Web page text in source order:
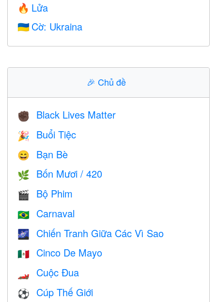
🔥 Lửa
🇺🇦 Cờ: Ukraina
🎉 Chủ đề
✊🏿 Black Lives Matter
🎉 Buổi Tiệc
😄 Bạn Bè
🌿 Bốn Mươi / 420
🎬 Bộ Phim
🇧🇷 Carnaval
🌌 Chiến Tranh Giữa Các Vì Sao
🇲🇽 Cinco De Mayo
🏎 Cuộc Đua
⚽ Cúp Thế Giới